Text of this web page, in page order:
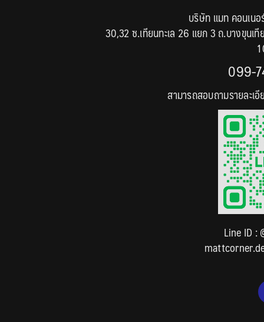
บริษัท แมท คอนเน
30,32 ซ.เทียนทะเล 26 แยก 3 ถ.บางขุนเ
099-
สามารถสอบถามรายละเ
Line ID :